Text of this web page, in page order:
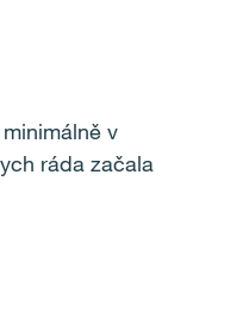
v
ráda začala